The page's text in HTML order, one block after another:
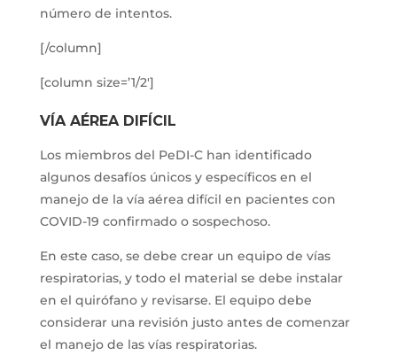
número de intentos.
[/column]
[column size=’1/2′]
VÍA AÉREA DIFÍCIL
Los miembros del PeDI-C han identificado
algunos desafíos únicos y específicos en el
manejo de la vía aérea difícil en pacientes con
COVID-19 confirmado o sospechoso.
En este caso, se debe crear un equipo de vías
respiratorias, y todo el material se debe instalar
en el quirófano y revisarse. El equipo debe
considerar una revisión justo antes de comenzar
el manejo de las vías respiratorias.